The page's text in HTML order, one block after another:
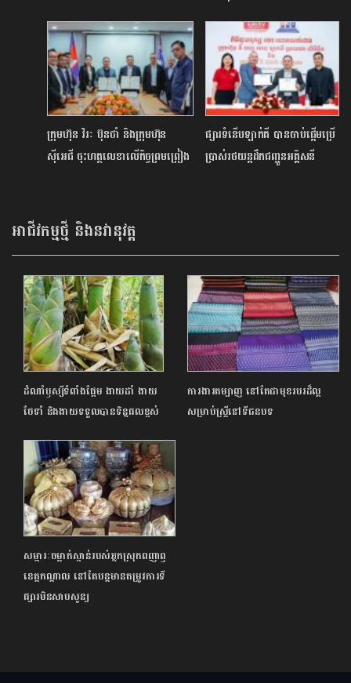
ទៀត
ក្រុមហ៊ុន វិរៈ ប៊ុនថាំ និងក្រុមហ៊ុន
ស៊ីអេជី ចុះហត្ថលេខាលើកិច្ចព្រមព្រៀង
ក្រោមពាណិជ្ជនាមខ្មែរ
ផ្សារទំនើបឡាក់គី បានចាប់ផ្ដើមប្រើ
ប្រាស់រថយន្តដឹកជញ្ជូនអគ្គិសនី
អាជីវកម្មថ្មី និងនវានុវត្ត
ដំណាំឫស្សីទំពាំងផ្អែម ងាយដាំ ងាយ
ថែទាំ និងងាយទទួលបានទិន្នផលខ្ពស់
ការងារតម្បាញ នៅតែជាមុខរបរដ៏ល្អ
សម្រាប់ស្ត្រីនៅទីជនបទ
សម្ភារៈចម្លាក់ស្ពាន់របស់អ្នកស្រុកពញាឮ
ខេត្តកណ្តាល នៅតែបន្តមានតម្រូវការទី
ផ្សារមិនសាបសូន្យ